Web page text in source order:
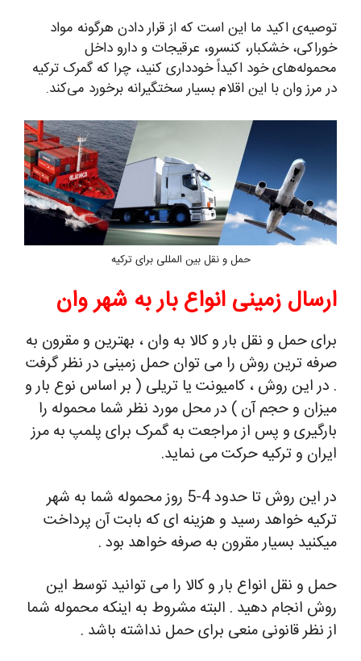
توصیه‌ی اکید ما این است که از قرار دادن هرگونه مواد
خوراکی، خشکبار، کنسرو، عرقیجات و دارو داخل
محموله‌های خود اکیداً خودداری کنید، چرا که گمرک ترکیه
در مرز وان با این اقلام بسیار سختگیرانه برخورد می‌کند.
حمل و نقل بین المللی برای ترکیه
ارسال زمینی انواع بار به شهر وان
برای حمل و نقل بار و کالا به وان ، بهترین و مقرون به
صرفه ترین روش را می توان حمل زمینی در نظر گرفت
. در این روش ، کامیونت یا تریلی ( بر اساس نوع بار و
میزان و حجم آن ) در محل مورد نظر شما محموله را
بارگیری و پس از مراجعت به گمرک برای پلمپ به مرز
ایران و ترکیه حرکت می نماید.
در این روش تا حدود 4-5 روز محموله شما به شهر
ترکیه خواهد رسید و هزینه ای که بابت آن پرداخت
میکنید بسیار مقرون به صرفه خواهد بود .
حمل و نقل انواع بار و کالا را می توانید توسط این
روش انجام دهید . البته مشروط به اینکه محموله شما
از نظر قانونی منعی برای حمل نداشته باشد .